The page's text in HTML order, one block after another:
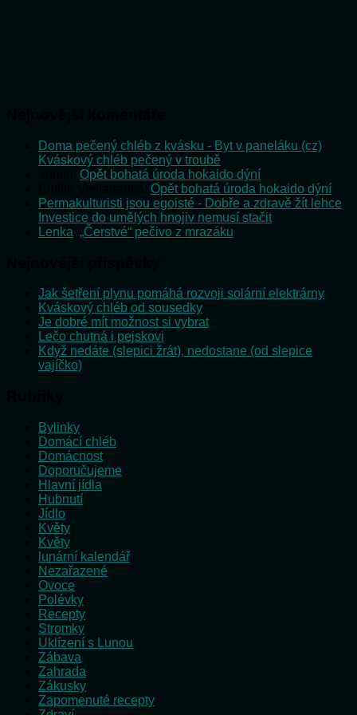
Doma pečený chléb z kvásku - Byt v paneláku (cz)
Kváskový chléb pečený v troubě
Opět bohatá úroda hokaido dýní
Opět bohatá úroda hokaido dýní
Permakulturisti jsou egoisté - Dobře a zdravě žít lehce
Investice do umělých hnojiv nemusí stačit
Lenka „Čerstvé“ pečivo z mrazáku
Jak šetření plynu pomáhá rozvoji solární elektrárny
Kváskový chléb od sousedky
Je dobré mít možnost si vybrat
Lečo chutná i pejskovi
Když nedáte (slepici žrát), nedostane (od slepice
vajíčko)
Bylinky
Domácí chléb
Domácnost
Doporučujeme
Hlavní jídla
Hubnutí
Jídlo
Květy
Květy
lunární kalendář
Nezařazené
Ovoce
Polévky
Recepty
Stromky
Uklízení s Lunou
Zábava
Zahrada
Zákusky
Zapomenuté recepty